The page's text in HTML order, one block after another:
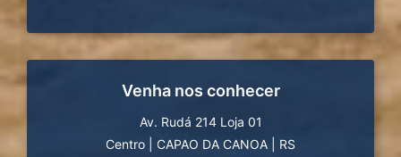
Venha nos conhecer
Av. Rudá 214 Loja 01
Centro
CAPAO DA CANOA
RS